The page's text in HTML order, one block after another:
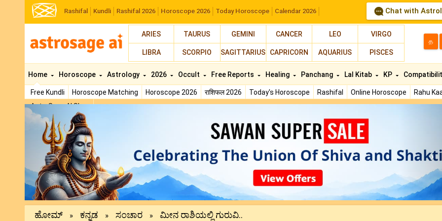
Rashifal Kundli Rashifal 2026 Horoscope 2026 Today Horoscope Calendar 2026 Chat with
ARIES TAURUS GEMINI CANCER LEO VIRGO
LIBRA SCORPIO SAGITTARIUS CAPRICORN AQUARIUS PISCES
த
Home
Free Kundli Horoscope Matching Horoscope 2026 राशिफल 2026 Today's Horoscope Rashifal Online Horoscope Rahu
AstroSage AI Shop
Horoscope Astrology 2026 Occult Free Reports Healing Panchang Lal Kitab KP
Previous
ಹೋಮ್ » ಕನ್ನಡ » ಸಂಚಾರ » ಮೀನ ರಾಶಿಯಲ್ಲಿ ಗುರುವಿ..